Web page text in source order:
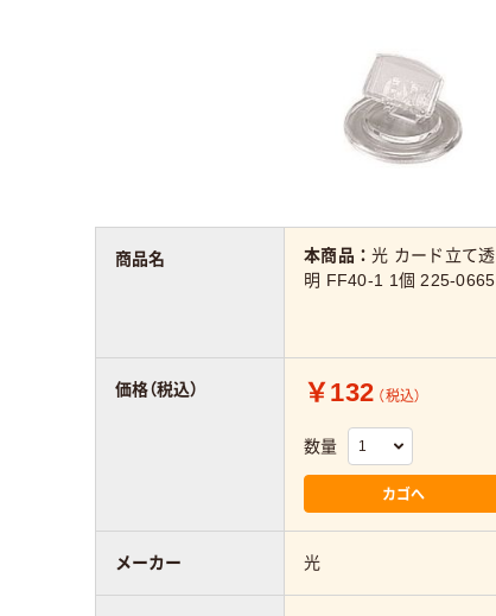
商品名 本商品：光 カード立て透
明 FF40-1 1個 225-0665
価格（税込） ￥132 （税込）
数量
カゴへ
メーカー 光